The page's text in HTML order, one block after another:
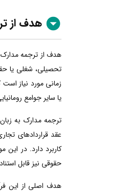
هدف از
هدف از ترجمه مدارک
تحصیلی، شغلی یا
زمانی مورد نیاز
یا سایر جوامع
ترجمه مدارک به
عقد قراردادهای
کاربرد دارد. در این
حقوقی نیز قابل
هدف اصلی از این